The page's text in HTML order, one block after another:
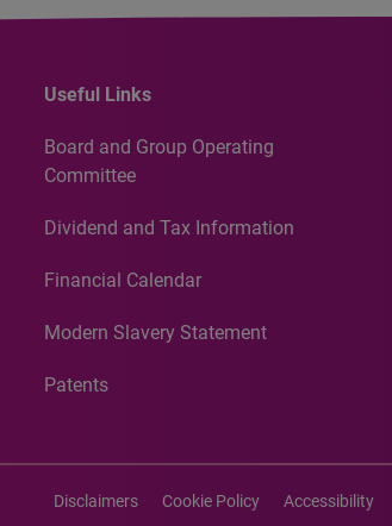
Useful Links
Board and Group Operating
Committee
Dividend and Tax Information
Financial Calendar
Modern Slavery Statement
Patents
Disclaimers Cookie Policy Accessibility